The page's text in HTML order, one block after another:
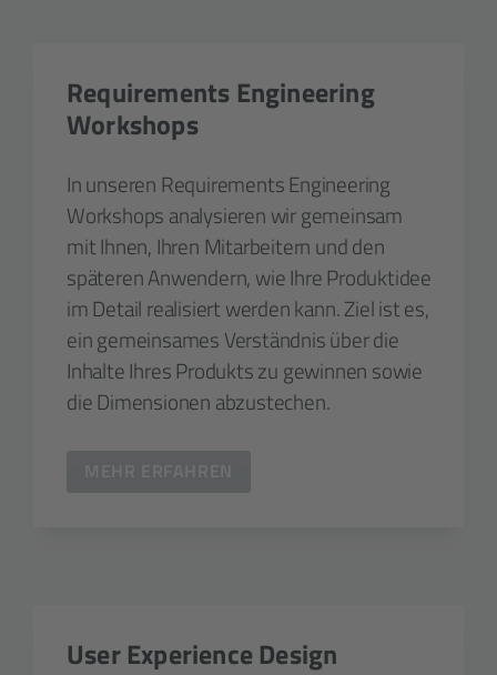
Requirements Engineering
Workshops
In unseren Requirements Engineering
Workshops analysieren wir gemeinsam
mit Ihnen, Ihren Mitarbeitern und den
späteren Anwendern, wie Ihre Produktidee
im Detail realisiert werden kann. Ziel ist es,
ein gemeinsames Verständnis über die
Inhalte Ihres Produkts zu gewinnen sowie
die Dimensionen abzustechen.
MEHR ERFAHREN
User Experience Design